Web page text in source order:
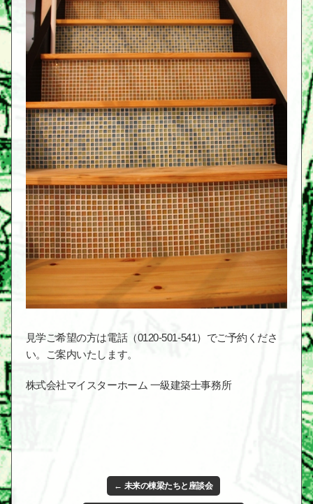
見学ご希望の方は電話（0120-501-541）でご予約くださ
い。ご案内いたします。
株式会社マイスターホーム 一級建築士事務所
← 未来の棟梁たちと座談会